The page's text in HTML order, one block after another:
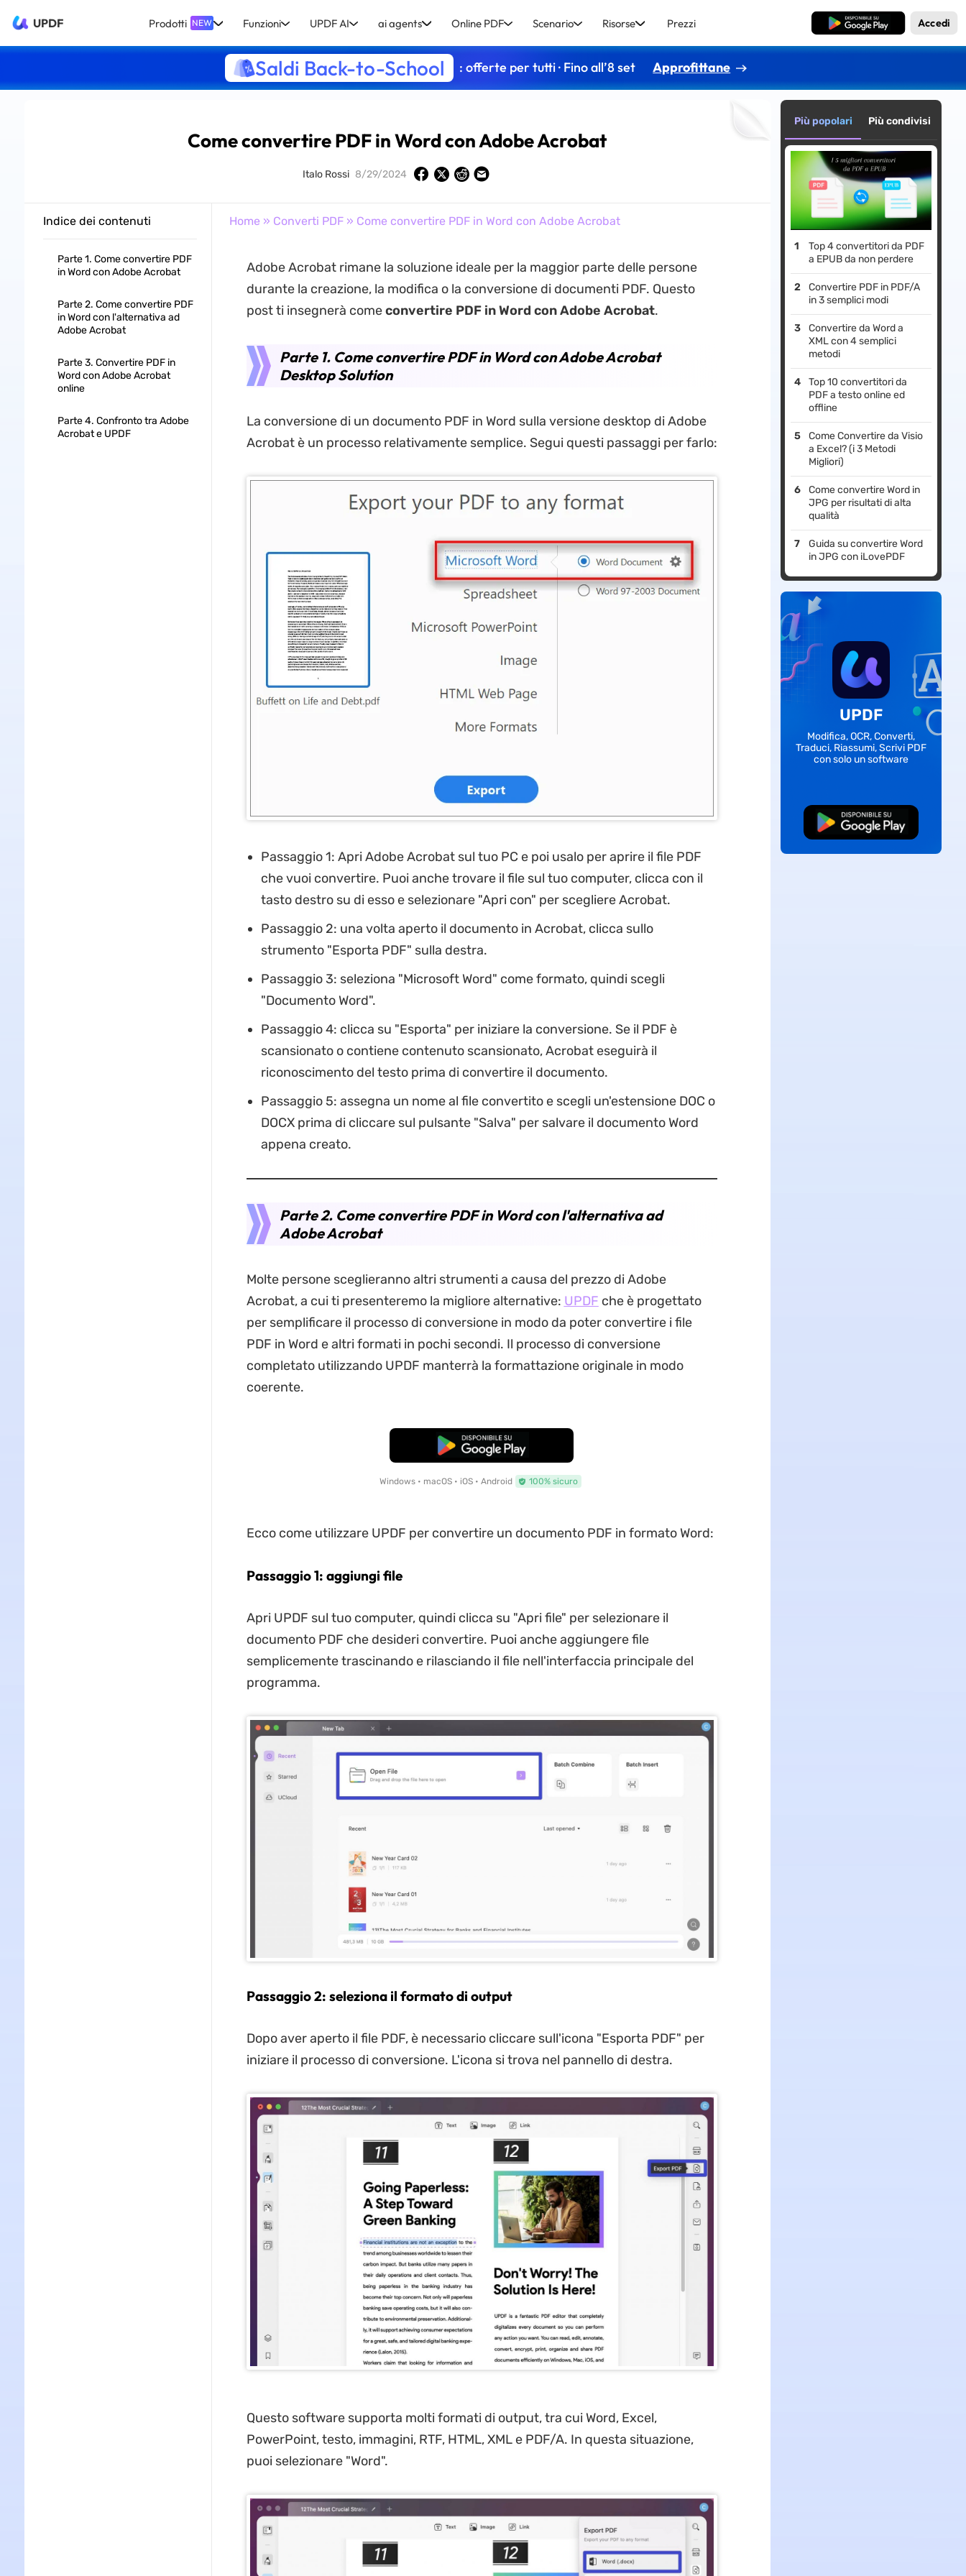
UPDF Prodotti NEW Funzioni UPDF AI ai agents Online PDF Scenario Risorse Prezzi Download Gratis Accedi
Saldi Back-to-School : offerte per tutti · Fino all’8 set Approfittane
Come convertire PDF in Word con Adobe Acrobat
Italo Rossi 8/29/2024
Indice dei contenuti
Parte 1. Come convertire PDF
in Word con Adobe Acrobat
Parte 2. Come convertire PDF
in Word con l'alternativa ad
Adobe Acrobat
Parte 3. Convertire PDF in
Word con Adobe Acrobat
online
Parte 4. Confronto tra Adobe
Acrobat e UPDF
Home » Converti PDF» Come convertire PDF in Word con Adobe Acrobat
Adobe Acrobat rimane la soluzione ideale per la maggior parte delle persone
durante la creazione, la modifica o la conversione di documenti PDF. Questo
post ti insegnerà comeconvertire PDF in Word con Adobe Acrobat.
Parte 1. Come convertire PDF in Word con Adobe Acrobat
Desktop Solution
La conversione di un documento PDF in Word sulla versione desktop di Adobe
Acrobat è un processo relativamente semplice. Segui questi passaggi per farlo:
Passaggio 1: Apri Adobe Acrobat sul tuo PC e poi usalo per aprire il file PDF
che vuoi convertire. Puoi anche trovare il file sul tuo computer, clicca con il
tasto destro su di esso e selezionare "Apri con" per scegliere Acrobat.
Passaggio 2: una volta aperto il documento in Acrobat, clicca sullo
strumento "Esporta PDF" sulla destra.
Passaggio 3: seleziona "Microsoft Word" come formato, quindi scegli
"Documento Word".
Passaggio 4: clicca su "Esporta" per iniziare la conversione. Se il PDF è
scansionato o contiene contenuto scansionato, Acrobat eseguirà il
riconoscimento del testo prima di convertire il documento.
Passaggio 5: assegna un nome al file convertito e scegli un'estensione DOC o
DOCX prima di cliccare sul pulsante "Salva" per salvare il documento Word
appena creato.
Parte 2. Come convertire PDF in Word con l'alternativa ad
Adobe Acrobat
Molte persone sceglieranno altri strumenti a causa del prezzo di Adobe
Acrobat, a cui ti presenteremo la migliore alternative: UPDF che è progettato
per semplificare il processo di conversione in modo da poter convertire i file
PDF in Word e altri formati in pochi secondi. Il processo di conversione
completato utilizzando UPDF manterrà la formattazione originale in modo
coerente.
Download Gratis
Windows • macOS • iOS • Android 100% sicuro
Ecco come utilizzare UPDF per convertire un documento PDF in formato Word:
Passaggio 1: aggiungi file
Apri UPDF sul tuo computer, quindi clicca su "Apri file" per selezionare il
documento PDF che desideri convertire. Puoi anche aggiungere file
semplicemente trascinando e rilasciando il file nell'interfaccia principale del
programma.
Passaggio 2: seleziona il formato di output
Dopo aver aperto il file PDF, è necessario cliccare sull'icona "Esporta PDF" per
iniziare il processo di conversione. L'icona si trova nel pannello di destra.
Questo software supporta molti formati di output, tra cui Word, Excel,
PowerPoint, testo, immagini, RTF, HTML, XML e PDF/A. In questa situazione,
puoi selezionare "Word".
Più popolari Più condivisi
Top 4 convertitori da PDF
a EPUB da non perdere
Convertire PDF in PDF/A
in 3 semplici modi
Convertire da Word a
XML con 4 semplici
metodi
Top 10 convertitori da
PDF a testo online ed
offline
Come Convertire da Visio
a Excel? (i 3 Metodi
Migliori)
Come convertire Word in
JPG per risultati di alta
qualità
Guida su convertire Word
in JPG con iLovePDF
UPDF
Modifica, OCR, Converti,
Traduci, Riassumi, Scrivi PDF
con solo un software
Download Gratis